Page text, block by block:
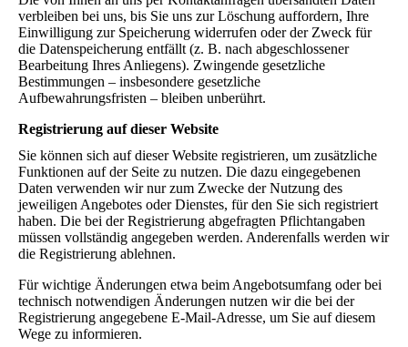
verbleiben bei uns, bis Sie uns zur Löschung auffordern, Ihre
Einwilligung zur Speicherung widerrufen oder der Zweck für
die Datenspeicherung entfällt (z. B. nach abgeschlossener
Bearbeitung Ihres Anliegens). Zwingende gesetzliche
Bestimmungen – insbesondere gesetzliche
Aufbewahrungsfristen – bleiben unberührt.
Registrierung auf dieser Website
Sie können sich auf dieser Website registrieren, um zusätzliche
Funktionen auf der Seite zu nutzen. Die dazu eingegebenen
Daten verwenden wir nur zum Zwecke der Nutzung des
jeweiligen Angebotes oder Dienstes, für den Sie sich registriert
haben. Die bei der Registrierung abgefragten Pflichtangaben
müssen vollständig angegeben werden. Anderenfalls werden wir
die Registrierung ablehnen.
Für wichtige Änderungen etwa beim Angebotsumfang oder bei
technisch notwendigen Änderungen nutzen wir die bei der
Registrierung angegebene E-Mail-Adresse, um Sie auf diesem
Wege zu informieren.